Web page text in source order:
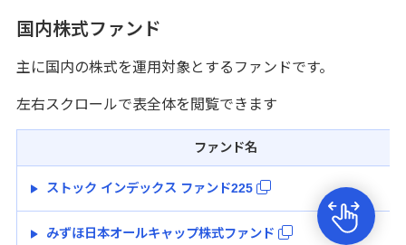
国内株式ファンド
主に国内の株式を運用対象とするファンドです。
左右スクロールで表全体を閲覧できます
ファンド名
ストック インデックス ファンド225
みずほ日本オールキャップ株式ファンド